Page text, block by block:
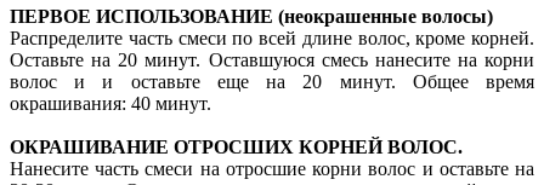
ПЕРВОЕ ИСПОЛЬЗОВАНИЕ (неокрашенные волосы)
Распределите часть смеси по всей длине волос, кроме корней.
Оставьте на 20 минут. Оставшуюся смесь нанесите на корни
волос и и оставьте еще на 20 минут. Общее время
окрашивания: 40 минут.
ОКРАШИВАНИЕ ОТРОСШИХ КОРНЕЙ ВОЛОС.
Нанесите часть смеси на отросшие корни волос и оставьте на